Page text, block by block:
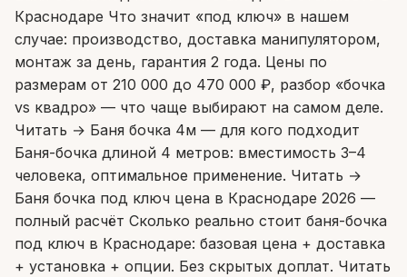
Краснодаре Что значит «под ключ» в нашем
случае: производство, доставка манипулятором,
монтаж за день, гарантия 2 года. Цены по
размерам от 210 000 до 470 000 ₽, разбор «бочка
vs квадро» — что чаще выбирают на самом деле.
Читать → Баня бочка 4м — для кого подходит
Баня-бочка длиной 4 метров: вместимость 3–4
человека, оптимальное применение. Читать →
Баня бочка под ключ цена в Краснодаре 2026 —
полный расчёт Сколько реально стоит баня-бочка
под ключ в Краснодаре: базовая цена + доставка
+ установка + опции. Без скрытых доплат. Читать